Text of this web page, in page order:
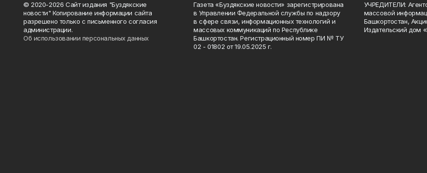
© 2020-2026 Сайт издания "Буздякские
новости" Копирование информации сайта
разрешено только с письменного согласия
администрации.
Об использовании персональных данных
Газета «Буздякские новости» зарегистрирована
в Управлении Федеральной службы по надзору
в сфере связи, информационных технологий и
массовых коммуникаций по Республике
Башкортостан. Регистрационный номер ПИ № ТУ
02 - 01802 от 19.05.2025 г.
УЧРЕДИТЕЛИ:
массовой
Башкортостан,
Издательский дом